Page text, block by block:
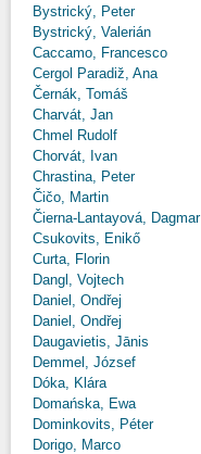
Bystrický, Peter
Bystrický, Valerián
Caccamo, Francesco
Cergol Paradiž, Ana
Černák, Tomáš
Charvát, Jan
Chmel Rudolf
Chorvát, Ivan
Chrastina, Peter
Čičo, Martin
Čierna-Lantayová, Dagmar
Csukovits, Enikő
Curta, Florin
Dangl, Vojtech
Daniel, Ondřej
Daniel, Ondřej
Daugavietis, Jānis
Demmel, József
Dóka, Klára
Domańska, Ewa
Dominkovits, Péter
Dorigo, Marco